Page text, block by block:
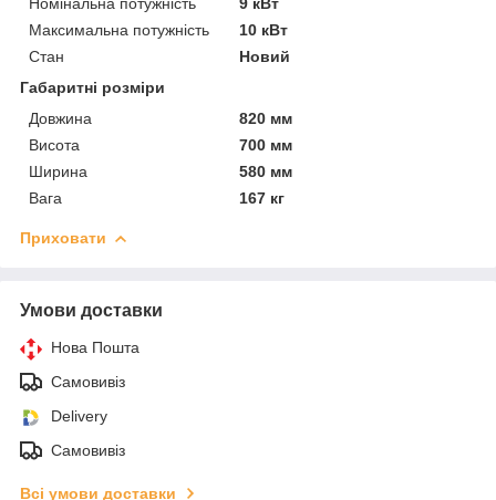
Максимальна потужність
10 кВт
Стан
Новий
Габаритні розміри
Довжина
820 мм
Висота
700 мм
Ширина
580 мм
Вага
167 кг
Приховати
Умови доставки
Нова Пошта
Самовивіз
Delivery
Самовивіз
Всі умови доставки